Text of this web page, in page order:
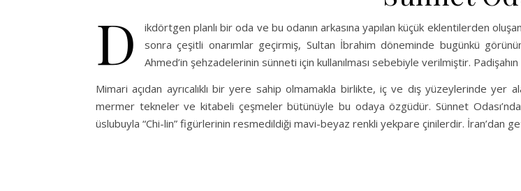
D
ikdörtgen planlı bir oda ve bu odanın arkasına yapılan küçük eklentilerden
sonra çeşitli onarımlar geçirmiş, Sultan İbrahim döneminde bugünkü
Ahmed’in şehzadelerinin sünneti için kullanılması sebebiyle verilmiştir.
Mimari açıdan ayrıcalıklı bir yere sahip olmamakla birlikte, iç ve dış yüzeylerinde yer
mermer tekneler ve kitabeli çeşmeler bütünüyle bu odaya özgüdür. Sünnet
üslubuyla “Chi-lin” figürlerinin resmedildiği mavi-beyaz renkli yekpare çinilerdir. İran’dan